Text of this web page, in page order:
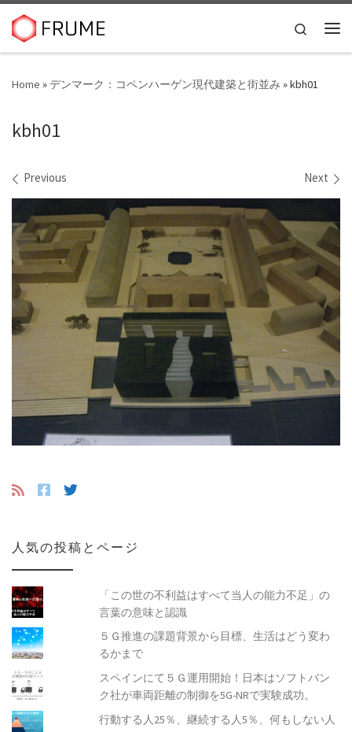
Skip to content
Search
Home »デンマーク：コペンハーゲン現代建築と街並み »kbh01
kbh01
Images navigation
Previous Next
人気の投稿とページ
「この世の不利益はすべて当人の能力不足」の
言葉の意味と認識
５Ｇ推進の課題背景から目標、生活はどう変わ
るかまで
スペインにて５Ｇ運用開始！日本はソフトバン
ク社が車両距離の制御を5G-NRで実験成功。
行動する人25％、継続する人5％、何もしない人